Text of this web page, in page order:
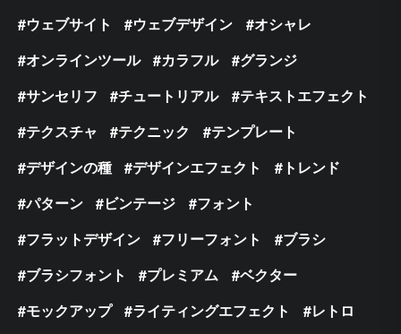
ウェブサイト
ウェブデザイン
オシャレ
オンラインツール
カラフル
グランジ
サンセリフ
チュートリアル
テキストエフェクト
テクスチャ
テクニック
テンプレート
デザインの種
デザインエフェクト
トレンド
パターン
ビンテージ
フォント
フラットデザイン
フリーフォント
ブラシ
ブラシフォント
プレミアム
ベクター
モックアップ
ライティングエフェクト
レトロ